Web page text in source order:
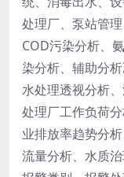
处理厂、泵站管
COD污染分析、
染分析、辅助分
水处理透视分析
处理厂工作负荷
业排放率趋势分
流量分析、水质